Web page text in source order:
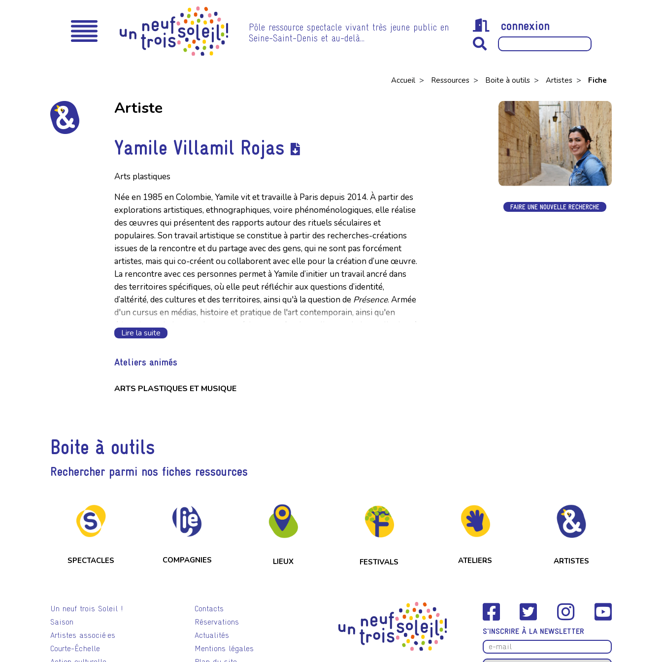
Pôle ressource spectacle vivant très jeune public en
Seine-Saint-Denis et au-delà…
connexion
Accueil > Ressources > Boite à outils > Artistes > Fiche
Artiste
Yamile Villamil Rojas
Arts plastiques
Née en 1985 en Colombie, Yamile vit et travaille à Paris depuis 2014. À partir des
explorations artistiques, ethnographiques, voire phénoménologiques, elle réalise
des œuvres qui présentent des rapports autour des rituels séculaires et
populaires. Son travail artistique se constitue à partir des recherches-créations
issues de la rencontre et du partage avec des gens, qui ne sont pas forcément
artistes, mais qui co-créent ou collaborent avec elle pour la création d’une œuvre.
La rencontre avec ces personnes permet à Yamile d’initier un travail ancré dans
des territoires spécifiques, où elle peut réfléchir aux questions d’identité,
d’altérité, des cultures et des territoires, ainsi qu'à la question de Présence. Armée
d'un cursus en médias, histoire et pratique de l'art contemporain, ainsi qu'en
éducation artistique, et de son expérience professionnelle et artistique, elle tient à
ce que ses projets soient accessibles et construits de façon collective, mettant en
en collaboration avec elle.
Lire la suite
Ateliers animés
ARTS PLASTIQUES ET MUSIQUE
FAIRE UNE NOUVELLE RECHERCHE
Boite à outils
Rechercher parmi nos fiches ressources
SPECTACLES COMPAGNIES LIEUX FESTIVALS ATELIERS ARTISTES
Un neuf trois Soleil !
Saison
Artistes associé·es
Courte-Échelle
Contacts
Réservations
Actualités
Mentions légales
S'INSCRIRE À LA NEWSLETTER